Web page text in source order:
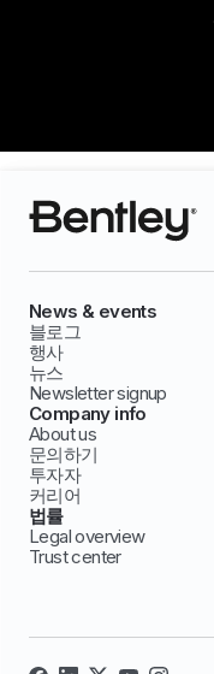
News & events
블로그
행사
뉴스
Newsletter signup
Company info
About us
문의하기
투자자
커리어
법률
Legal overview
Trust center